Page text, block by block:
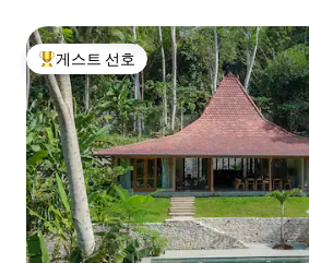
상위 게스트 선호
게스트 선호